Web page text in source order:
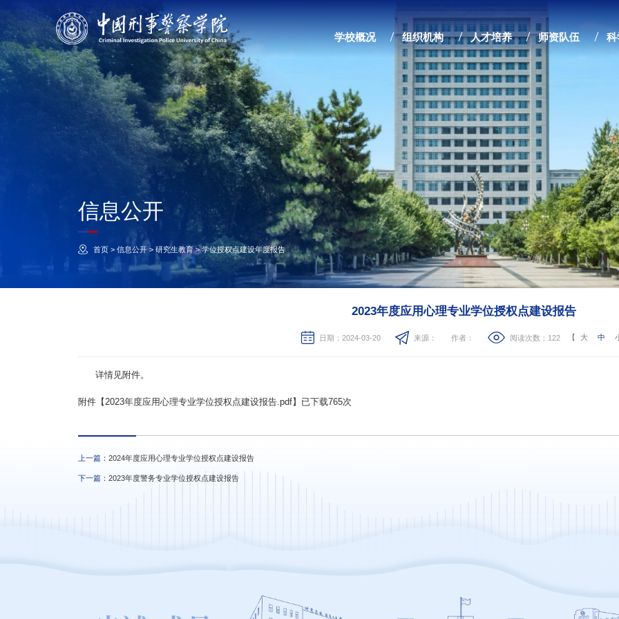
学校概况 组织机构 人才培养 师资队伍 科
信息公开
首页 >信息公开 >研究生教育>学位授权点建设年度报告
2023年度应用心理专业学位授权点建设报告
日期：2024-03-20 来源： 作者： 阅读次数： 122 【 大 中
详情见附件。
附件【2023年度应用心理专业学位授权点建设报告.pdf】已下载765次
上一篇： 2024年度应用心理专业学位授权点建设报告
下一篇： 2023年度警务专业学位授权点建设报告